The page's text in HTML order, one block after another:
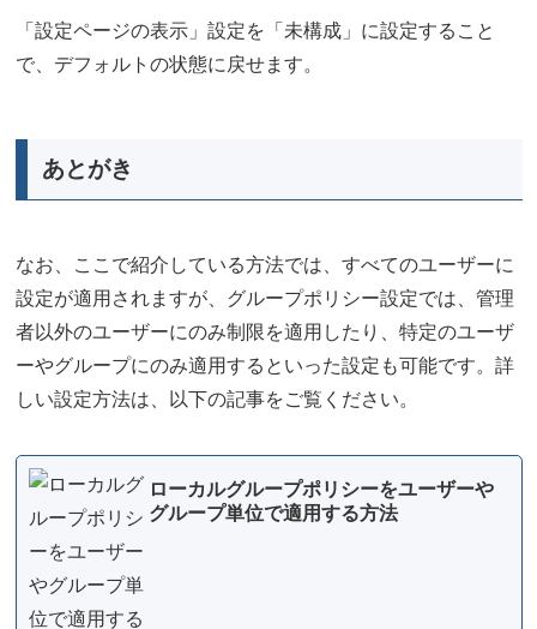
「設定ページの表示」設定を「未構成」に設定すること
で、デフォルトの状態に戻せます。
あとがき
なお、ここで紹介している方法では、すべてのユーザーに
設定が適用されますが、グループポリシー設定では、管理
者以外のユーザーにのみ制限を適用したり、特定のユーザ
ーやグループにのみ適用するといった設定も可能です。詳
しい設定方法は、以下の記事をご覧ください。
ローカルグループポリシーをユーザーや
グループ単位で適用する方法